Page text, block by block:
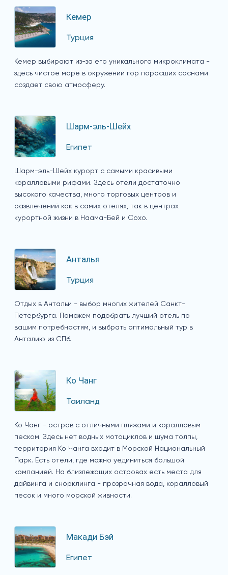
Кемер
Турция
Кемер выбирают из-за его уникального микроклимата -
здесь чистое море в окружении гор поросших соснами
создает свою атмосферу.
Шарм-эль-Шейх
Египет
Шарм-эль-Шейх курорт с самыми красивыми
коралловыми рифами. Здесь отели достаточно
высокого качества, много торговых центров и
развлечений как в самих отелях, так в центрах
курортной жизни в Наама-Бей и Сохо.
Анталья
Турция
Отдых в Антальи - выбор многих жителей Санкт-
Петербурга. Поможем подобрать лучший отель по
вашим потребностям, и выбрать оптимальный тур в
Анталию из СПб.
Ко Чанг
Таиланд
Ко Чанг - остров с отличными пляжами и коралловым
песком. Здесь нет водных мотоциклов и шума толпы,
территория Ко Чанга входит в Морской Национальный
Парк. Есть отели, где можно уединиться большой
компанией. На близлежащих островах есть места для
дайвинга и снорклинга - прозрачная вода, коралловый
песок и много морской живности.
Макади Бэй
Египет